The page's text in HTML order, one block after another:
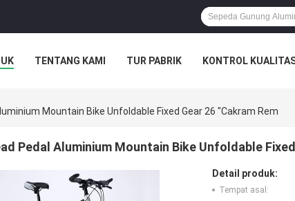
TENTANG KAMI TUR PABRIK KONTROL
Mountain Bike Unfoldable Fixed Gear 26 "Cakram Rem
Pedal Aluminium Mountain Bike Unfoldable
Detail produk:
Tempat asal: